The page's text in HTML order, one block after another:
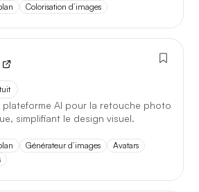
Colorisation d’images
AI pour la retouche photo
simplifiant le design visuel.
Générateur d’images
Avatars